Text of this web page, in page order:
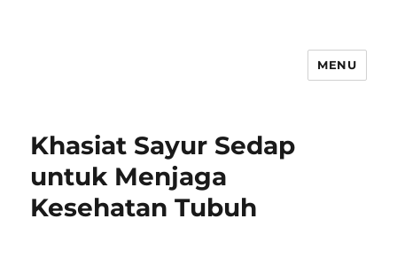
MENU
Khasiat Sayur Sedap
untuk Menjaga
Kesehatan Tubuh